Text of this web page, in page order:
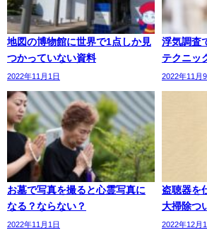
地図の博物館に世界で1点しか見
つかっていない資料
2022年11月1日
浮気調査
テクニッ
2022年11月
お墓で写真を撮ると心霊写真に
なる？ならない？
2022年11月1日
盗聴器を
大掃除つ
2022年12月